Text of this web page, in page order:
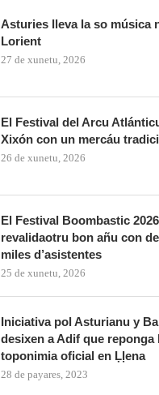
Asturies lleva la so música
Lorient
27 de xunetu, 2026
El Festival del Arcu
Xixón con un mercáu
26 de xunetu, 2026
El Festival Boombastic 2026
revalidaotru bon añu con
miles d’asistentes
25 de xunetu, 2026
Iniciativa pol Asturianu y
desixen a Adif que reponga
toponimia oficial en Ḷḷena
28 de payares, 2023